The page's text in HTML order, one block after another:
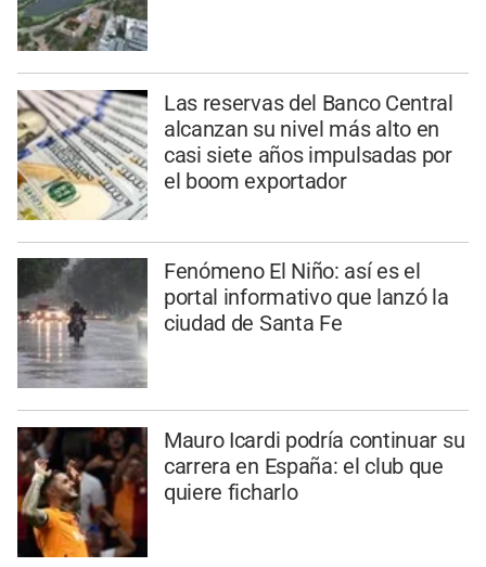
Las reservas del Banco Central
alcanzan su nivel más alto en
casi siete años impulsadas por
el boom exportador
Fenómeno El Niño: así es el
portal informativo que lanzó la
ciudad de Santa Fe
Mauro Icardi podría continuar su
carrera en España: el club que
quiere ficharlo